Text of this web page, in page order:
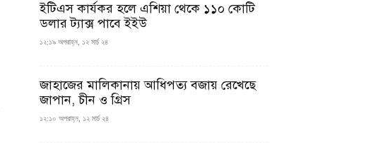
ইটিএস কার্যকর হলে এশিয়া থেকে ১১০ কোটি
ডলার ট্যাক্স পাবে ইইউ
১২:১৯ অপরাহ্ন, ১২ মার্চ ২৪
জাহাজের মালিকানায় আধিপত্য বজায় রেখেছে
জাপান, চীন ও গ্রিস
১২:১০ অপরাহ্ন, ১২ মার্চ ২৪